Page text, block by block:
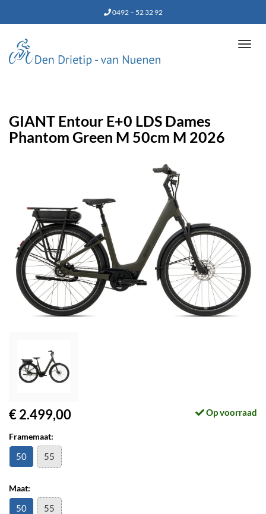
0492 – 52 32 92
GIANT Entour E+0 LDS Dames
Phantom Green M 50cm M 2026
€ 2.499,00 Op voorraad
Framemaat:
50 55
Maat:
50 55